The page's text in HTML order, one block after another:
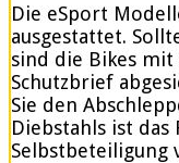
Die eSport
ausgestattet.
sind die Bikes
Schutzbrief
Sie den
Diebstahls ist
Selbstbeteiligung